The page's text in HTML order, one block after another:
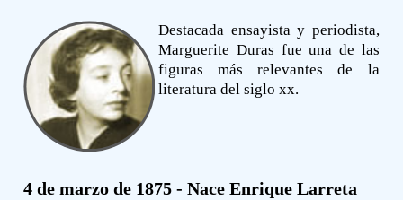
Destacada ensayista y periodista,
Marguerite Duras fue una de las
figuras más relevantes de la
literatura del siglo xx.
4 de marzo de 1875 - Nace Enrique Larreta